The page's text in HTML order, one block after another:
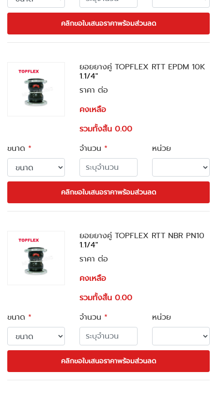
คลิกขอใบเสนอราคาพร้อมส่วนลด
ยอยยางคู่ TOPFLEX RTT EPDM 10K
1.1/4"
ราคา ต่อ
คงเหลือ
รวมทั้งสิ้น 0.00
ขนาด * จำนวน * หน่วย
คลิกขอใบเสนอราคาพร้อมส่วนลด
ยอยยางคู่ TOPFLEX RTT NBR PN10
1.1/4"
ราคา ต่อ
คงเหลือ
รวมทั้งสิ้น 0.00
ขนาด * จำนวน * หน่วย
คลิกขอใบเสนอราคาพร้อมส่วนลด